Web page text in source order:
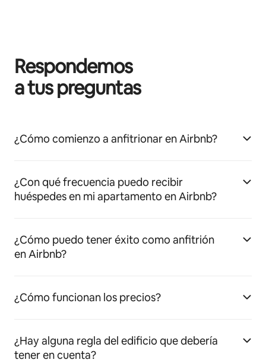
Respondemos
a tus preguntas
¿Cómo comienzo a anfitrionar en Airbnb?
¿Con qué frecuencia puedo recibir
huéspedes en mi apartamento en Airbnb?
¿Cómo puedo tener éxito como anfitrión
en Airbnb?
¿Cómo funcionan los precios?
¿Hay alguna regla del edificio que debería
tener en cuenta?